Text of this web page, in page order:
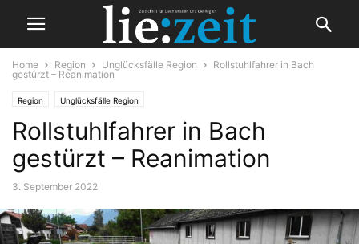
Home Region Unglücksfälle Region
Rollstuhlfahrer in Bach
gestürzt – Reanimation
Region Unglücksfälle Region
Rollstuhlfahrer in Bach
gestürzt – Reanimation
3. September 2022